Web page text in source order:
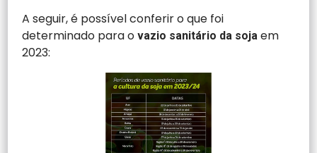
A seguir, é possível conferir o que foi
determinado para ovazio sanitário da soja em
2023: